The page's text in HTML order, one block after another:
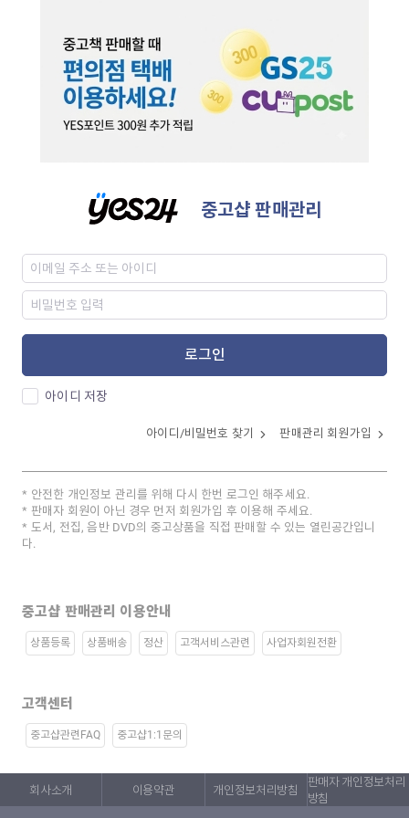
중고샵 판매관리
로그인
아이디 저장
아이디/비밀번호 찾기 판매관리 회원가입
안전한 개인정보 관리를 위해 다시 한번 로그인 해주세요.
판매자 회원이 아닌 경우 먼저 회원가입 후 이용해 주세요.
도서, 전집, 음반 DVD의 중고상품을 직접 판매할 수 있는 열린공간입니
다.
중고샵 판매관리 이용안내
상품등록 상품배송 정산 고객서비스관련 사업자회원전환
고객센터
중고샵관련FAQ 중고샵1:1문의
회사소개 이용약관 개인정보처리방침
판매자 개인정보처리
방침